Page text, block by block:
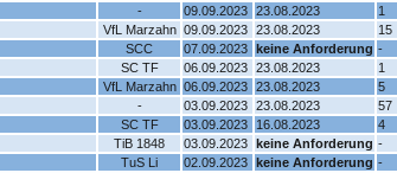
- 09.09.2023 23.08.2023
1
VfL Marzahn 09.09.2023 23.08.2023
15
SCC 07.09.2023 keine Anforderung -
SC TF 06.09.2023 23.08.2023
1
VfL Marzahn 06.09.2023 23.08.2023
5
- 03.09.2023 23.08.2023
57
SC TF 03.09.2023 16.08.2023
4
TiB 1848 03.09.2023 keine Anforderung -
TuS Li 02.09.2023 keine Anforderung -